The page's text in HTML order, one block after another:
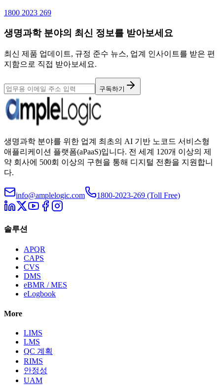
1800 2023 269
생명과학 분야의 최신 정보를 받아보세요
최신 제품 업데이트, 규정 준수 뉴스, 업계 인사이트를 받은 편
지함으로 직접 받아보세요.
구독하기
생명과학 분야를 위한 업계 최초의 AI 기반 노코드 서비스형
애플리케이션 플랫폼(aPaaS)입니다. 전 세계 120개 이상의 제
약 회사에 500회 이상의 구현을 통해 디지털 전환을 지원합니
다.
info@amplelogic.com 1800-2023-269 (Toll Free)
솔루션
APQR
CAPS
CVS
DMS
eBMR / MES
eLogbook
More
LIMS
LMS
QC 계획
RIMS
안정성
UAM